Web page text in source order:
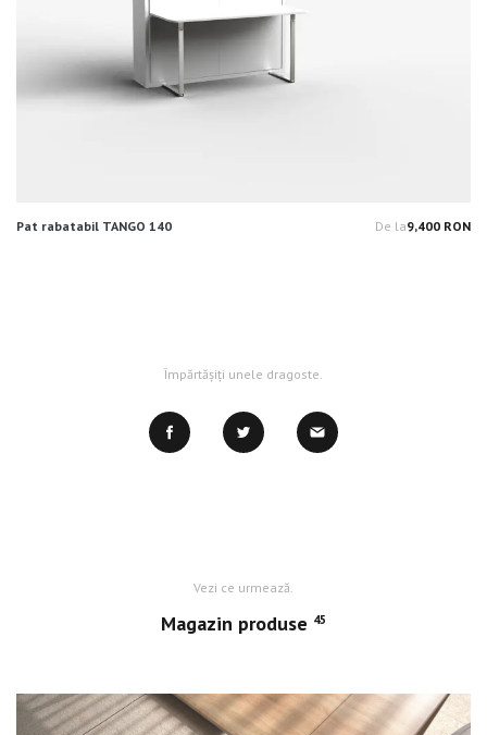
Pat rabatabil TANGO 140 De la9,400 RON
Împărtășiți unele dragoste.
Vezi ce urmează.
Magazin produse 45